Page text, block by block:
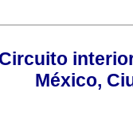
Circuito
México,